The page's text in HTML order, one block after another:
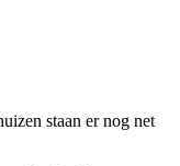
staan er nog net